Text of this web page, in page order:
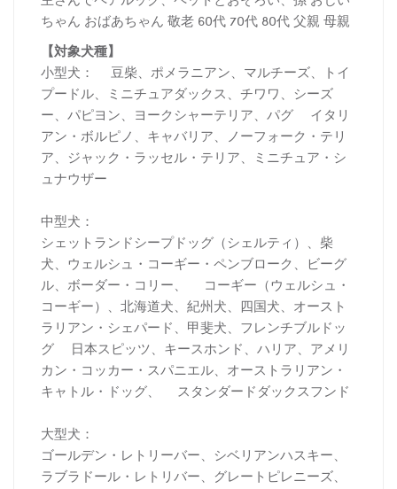
ちゃん おばあちゃん 敬老 60代 70代 80代 父親 母親
【対象犬種】
小型犬： 豆柴、ポメラニアン、マルチーズ、トイ
プードル、ミニチュアダックス、チワワ、シーズ
ー、パピヨン、ヨークシャーテリア、パグ イタリ
アン・ボルピノ、キャバリア、ノーフォーク・テリ
ア、ジャック・ラッセル・テリア、ミニチュア・シ
ュナウザー
中型犬：
シェットランドシープドッグ（シェルティ）、柴
犬、ウェルシュ・コーギー・ペンブローク、ビーグ
ル、ボーダー・コリー、 コーギー（ウェルシュ・
コーギー）、北海道犬、紀州犬、四国犬、オースト
ラリアン・シェパード、甲斐犬、フレンチブルドッ
グ 日本スピッツ、キースホンド、ハリア、アメリ
カン・コッカー・スパニエル、オーストラリアン・
キャトル・ドッグ、 スタンダードダックスフンド
大型犬：
ゴールデン・レトリーバー、シベリアンハスキー、
ラブラドール・レトリバー、グレートピレニーズ、